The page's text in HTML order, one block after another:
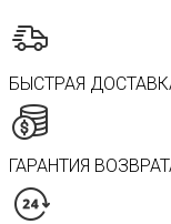
БЫСТРАЯ
ГАРАНТИЯ